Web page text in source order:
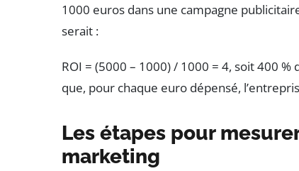
1000 euros dans une campagne
serait :
ROI = (5000 – 1000) / 1000 = 4, soit 400 %
que, pour chaque euro dépensé,
Les étapes pour
marketing